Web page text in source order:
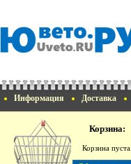
Информация Доставка
Корзина:
Корзина пуста.